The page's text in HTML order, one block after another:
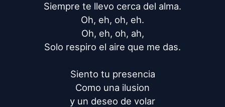
Siempre te llevo cerca del alma.
Oh, eh, oh, eh.
Oh, eh, oh, ah,
Solo respiro el aire que me das.
Siento tu presencia
Como una ilusion
y un deseo de volar